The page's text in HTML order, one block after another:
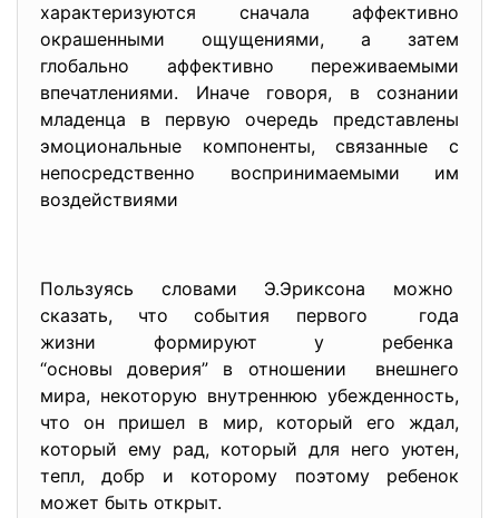
характеризуются сначала аффективно
окрашенными ощущениями, а затем
глобально аффективно переживаемыми
впечатлениями. Иначе говоря, в сознании
младенца в первую очередь представлены
эмоциональные компоненты, связанные с
непосредственно воспринимаемыми им
воздействиями
Пользуясь словами Э.Эриксона можно
сказать, что события первого года
жизни формируют у ребенка
“основы доверия” в отношении внешнего
мира, некоторую внутреннюю убежденность,
что он пришел в мир, который его ждал,
который ему рад, который для него уютен,
тепл, добр и которому поэтому ребенок
может быть открыт.